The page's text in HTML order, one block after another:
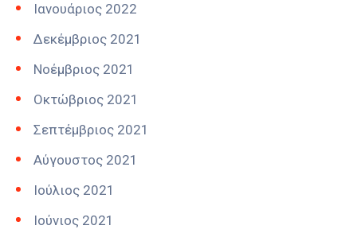
Ιανουάριος 2022
Δεκέμβριος 2021
Νοέμβριος 2021
Οκτώβριος 2021
Σεπτέμβριος 2021
Αύγουστος 2021
Ιούλιος 2021
Ιούνιος 2021